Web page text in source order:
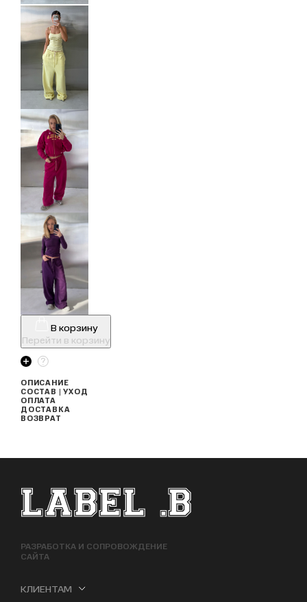
В корзину
Перейти в корзину
ОПИСАНИЕ
СОСТАВ | УХОД
ОПЛАТА
ДОСТАВКА
ВОЗВРАТ
ФУТЕР САЙТА
РАЗРАБОТКА И СОПРОВОЖДЕНИЕ
САЙТА
КЛИЕНТАМ